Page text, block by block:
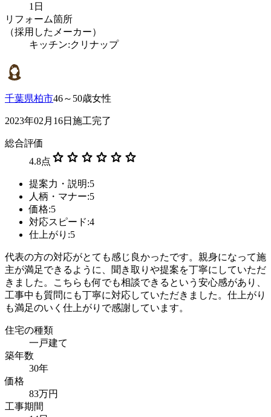
1日
リフォーム箇所
（採用したメーカー）
キッチン:クリナップ
千葉県柏市46～50歳女性
2023年02月16日施工完了
総合評価
4.8点 star star star star star star
提案力・説明:5
人柄・マナー:5
価格:5
対応スピード:4
仕上がり:5
代表の方の対応がとても感じ良かったです。親身になって施
主が満足できるように、聞き取りや提案を丁寧にしていただ
きました。こちらも何でも相談できるという安心感があり、
工事中も質問にも丁寧に対応していただきました。仕上がり
も満足のいく仕上がりで感謝しています。
住宅の種類
一戸建て
築年数
30年
価格
83万円
工事期間